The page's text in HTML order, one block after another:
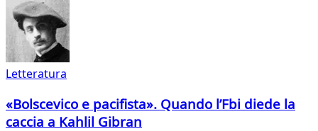
Letteratura
«Bolscevico e pacifista». Quando l’Fbi diede la
caccia a Kahlil Gibran